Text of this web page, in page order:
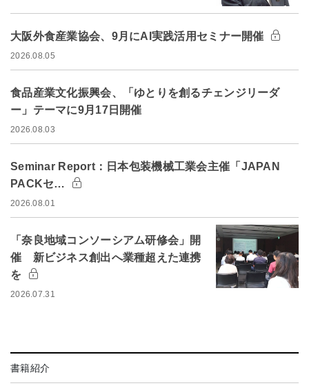
大阪外食産業協会、9月にAI実践活用セミナー開催
2026.08.05
食品産業文化振興会、「ゆとりを創るチェンジリーダ
ー」テーマに9月17日開催
2026.08.03
Seminar Report：日本包装機械工業会主催「JAPAN
PACKセ…
2026.08.01
「奈良地域コンソーシアム研修会」開
催 新ビジネス創出へ業種超えた連携
を
2026.07.31
書籍紹介